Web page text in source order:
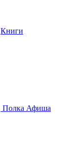
Книги
Полка Афиша